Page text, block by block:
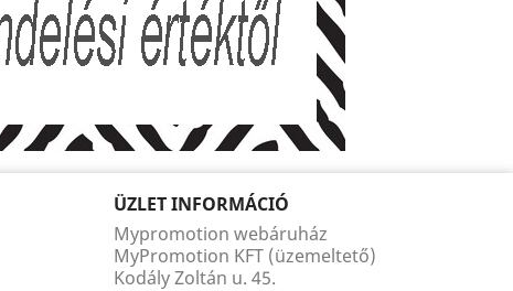
ÜZLET INFORMÁCIÓ
Mypromotion webáruház
MyPromotion KFT (üzemeltető)
Kodály Zoltán u. 45.